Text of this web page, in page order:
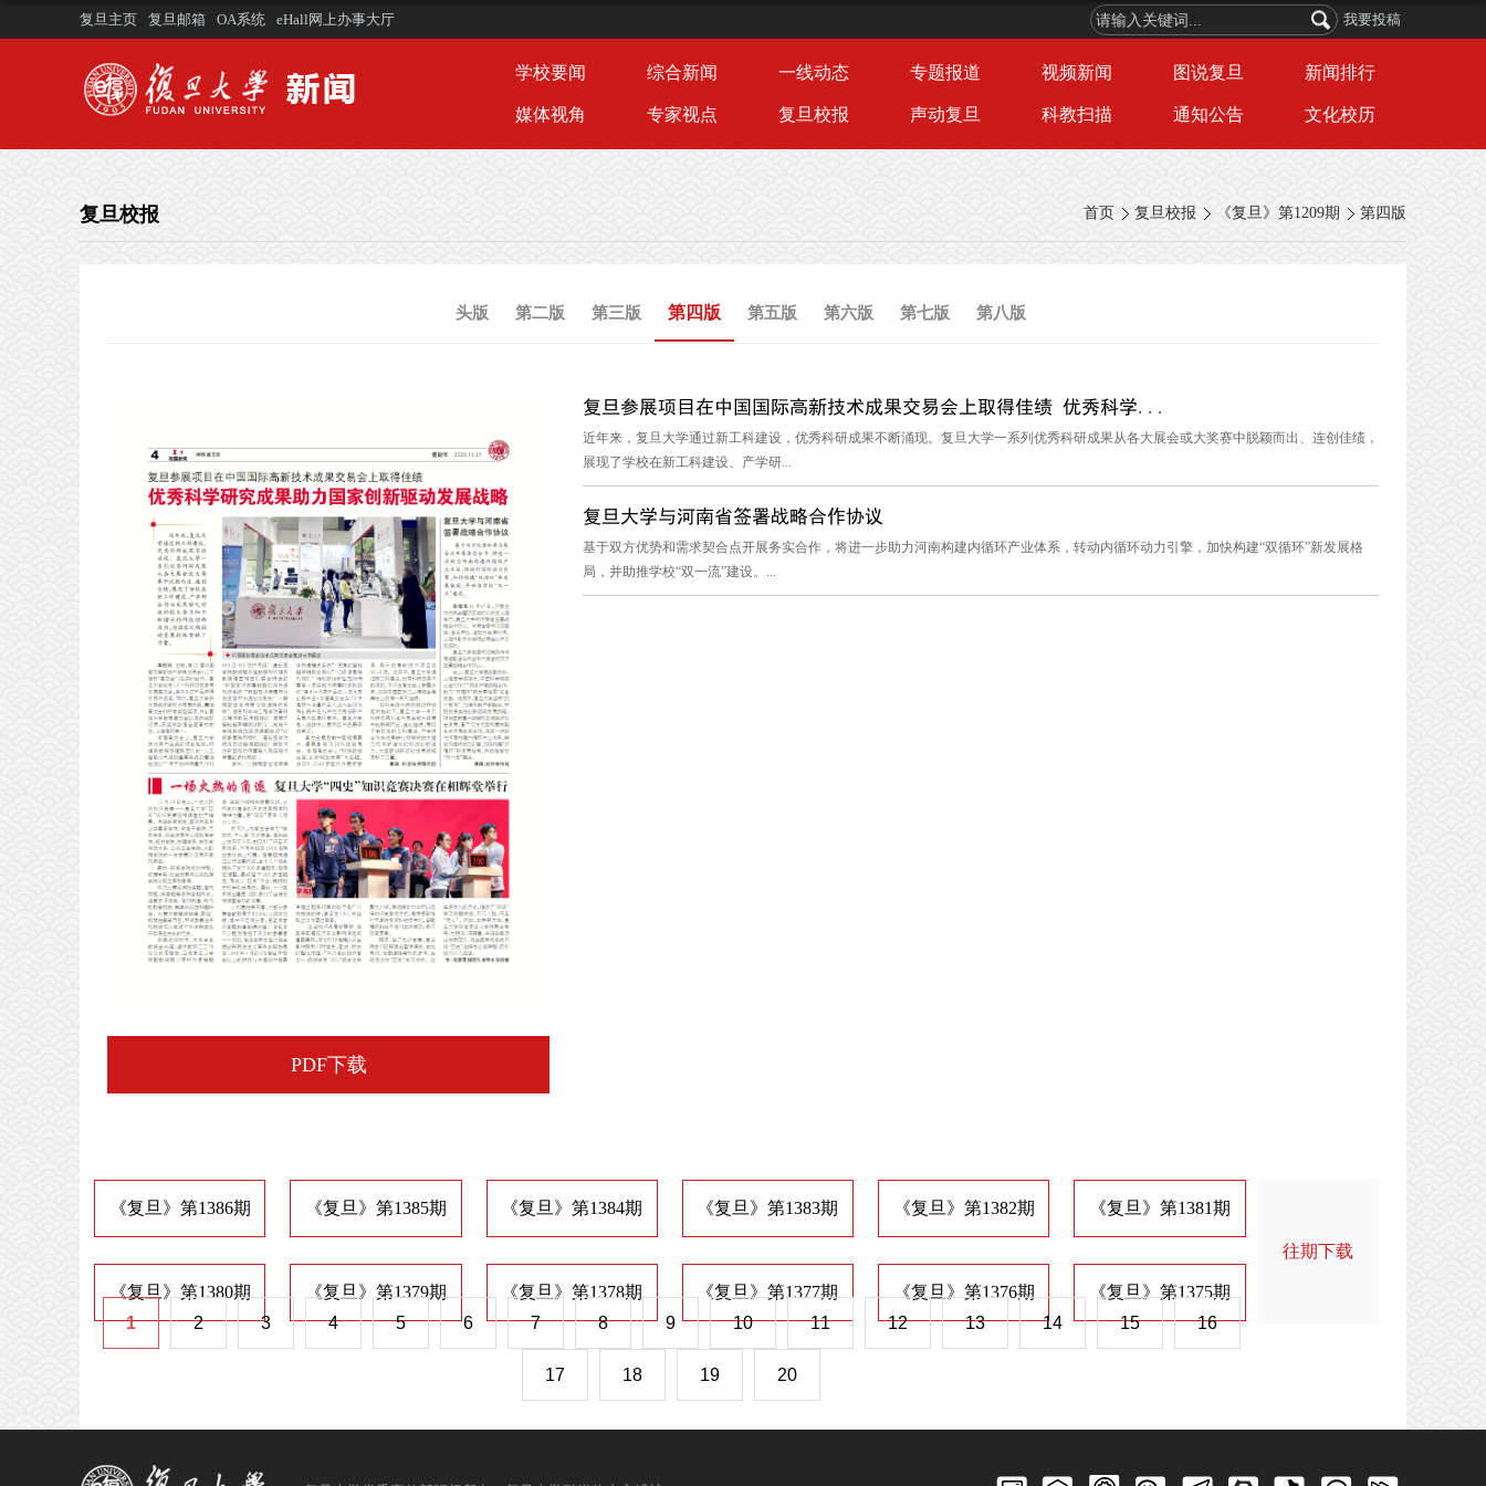
复旦主页 复旦邮箱 OA系统 eHall网上办事大厅 我要投稿
学校要闻 综合新闻 一线动态 专题报道 视频新闻 图说复旦 新闻排行
媒体视角 专家视点 复旦校报 声动复旦 科教扫描 通知公告 文化校历
首页 复旦校报 《复旦》第1209期 第四版
复旦校报
头版 第二版 第三版 第四版 第五版 第六版 第七版 第八版
PDF下载
复旦参展项目在中国国际高新技术成果交易会上取得佳绩 优秀科学...
近年来，复旦大学通过新工科建设，优秀科研成果不断涌现。复旦大学一系列优秀科研成果从各大展会或大奖赛中脱颖而出、连创佳绩，
展现了学校在新工科建设、产学研...
复旦大学与河南省签署战略合作协议
基于双方优势和需求契合点开展务实合作，将进一步助力河南构建内循环产业体系，转动内循环动力引擎，加快构建“双循环”新发展格
局，并助推学校“双一流”建设。...
《复旦》第1386期 《复旦》第1385期 《复旦》第1384期 《复旦》第1383期 《复旦》第1382期 《复旦》第1381期
《复旦》第1380期 《复旦》第1379期 《复旦》第1378期 《复旦》第1377期 《复旦》第1376期 《复旦》第1375期
1
2 3 4 5 6 7 8 9 10 11 12 13 14 15 16
17 18 19 20
往期下载